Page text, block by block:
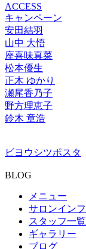
ACCESS
キャンペーン
安田結羽
山中 大悟
座喜味真菜
松本優生
正木 ゆかり
瀬尾香乃子
野方理恵子
鈴木 章浩
ビヨウシツポスタ
BLOG
メニュー
サロンイン
スタッフ一覧
ギャラリー
ブログ